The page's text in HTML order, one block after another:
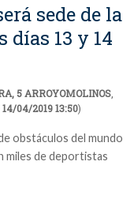
sede de la
días 13 y 14
5 ARROYOMOLINOS
14/04/2019 13:50)
obstáculos del mundo
miles de deportistas